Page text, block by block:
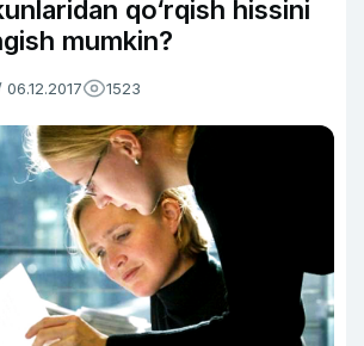
qo‘rqish hissini
mumkin?
1523